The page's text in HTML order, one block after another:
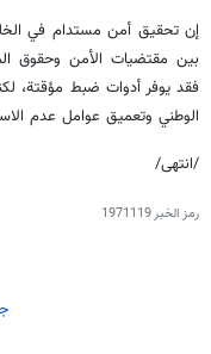
إن تحقيق أمن مستدام في
بين مقتضيات الأمن وحقوق
فقد يوفر أدوات ضبط مؤقتة،
الوطني وتعميق عوامل عدم
/انتهى/
رمز الخبر1971119